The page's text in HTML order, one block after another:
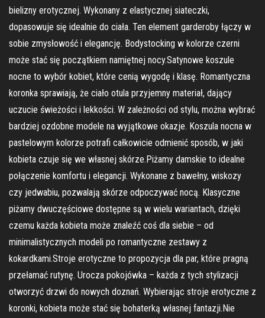
bielizny erotycznej. Wykonany z elastycznej siateczki,
dopasowuje się idealnie do ciała. Ten element garderoby łączy w
sobie zmysłowość i elegancję. Bodystocking w kolorze czerni
może stać się początkiem namiętnej nocy.Satynowe koszule
nocne to wybór kobiet, które cenią wygodę i klasę. Romantyczna
koronka sprawiają, że ciało otula przyjemny materiał, dający
uczucie świeżości i lekkości. W zależności od stylu, można wybrać
bardziej ozdobne modele na wyjątkowe okazje. Koszula nocna w
pastelowym kolorze potrafi całkowicie odmienić sposób, w jaki
kobieta czuje się we własnej skórze.Piżamy damskie to idealne
połączenie komfortu i elegancji. Wykonane z bawełny, wiskozy
czy jedwabiu, pozwalają skórze odpoczywać nocą. Klasyczne
piżamy dwuczęściowe dostępne są w wielu wariantach, dzięki
czemu każda kobieta może znaleźć coś dla siebie – od
minimalistycznych modeli po romantyczne zestawy z
kokardkami.Stroje erotyczne to propozycja dla par, które pragną
przełamać rutynę. Urocza pokojówka – każda z tych stylizacji
otworzyć drzwi do nowych doznań. Wybierając stroje erotyczne z
koronki, kobieta może stać się bohaterką własnej fantazji.Nie